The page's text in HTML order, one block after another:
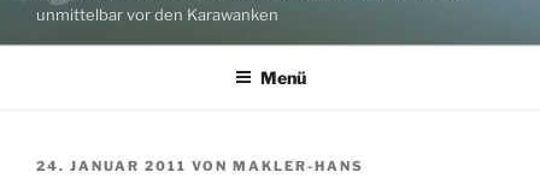
unmittelbar vor den Karawanken
Menü
VERÖFFENTLICHT
24. JANUAR 2011 VON MAKLER-HANS